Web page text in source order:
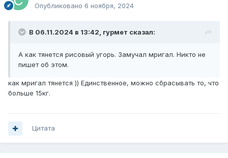
Опубликовано 6 ноября, 2024
В 06.11.2024 в 13:42, гурмет сказал:
А как тянется рисовый угорь. Замучал мригал. Никто не
пишет об этом.
как мригал тянется )) Единственное, можно сбрасывать то, что
больше 15кг.
Цитата